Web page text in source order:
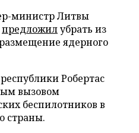
министр Литвы
предложилубрать из
ядерного
Робертас
вызовом
беспилотников в
страны.